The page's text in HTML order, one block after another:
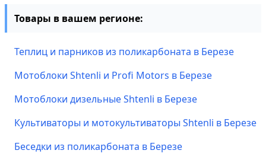
Товары в вашем регионе:
Теплиц и парников из поликарбоната в Березе
Мотоблоки Shtenli и Profi Motors в Березе
Мотоблоки дизельные Shtenli в Березе
Культиваторы и мотокультиваторы Shtenli в Березе
Беседки из поликарбоната в Березе